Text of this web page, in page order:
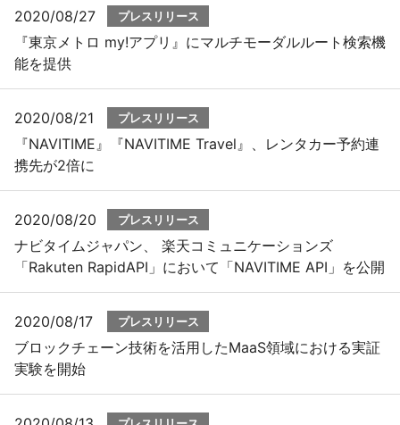
2020/08/27 プレスリリース
『東京メトロ my!アプリ』にマルチモーダルルート検索機
能を提供
2020/08/21 プレスリリース
『NAVITIME』『NAVITIME Travel』、レンタカー予約連
携先が2倍に
2020/08/20 プレスリリース
ナビタイムジャパン、 楽天コミュニケーションズ
「Rakuten RapidAPI」において「NAVITIME API」を公開
2020/08/17 プレスリリース
ブロックチェーン技術を活用したMaaS領域における実証
実験を開始